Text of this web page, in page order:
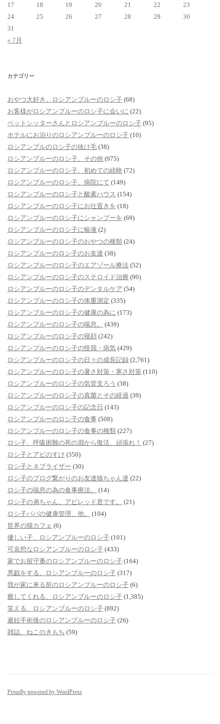
17
18 19 20 21 22
23
24
25 26 27 28 29
30
31
« 7月
カテゴリー
おやつ大好き、ロシアンブルーのロシ子 (68)
お客様がロシアンブルーのロシ子に会いに (22)
ペットシッターさんとロシアンブルーのロシ子 (95)
ホテルにお泊りのロシアンブルーのロシ子 (10)
ロシアンブルのロシ子の抜け毛 (38)
ロシアンブルーのロシ子、その他 (975)
ロシアンブルーのロシ子、初めての経験 (72)
ロシアンブルーのロシ子、病院にて (149)
ロシアンブルーのロシ子と酸素ハウス (154)
ロシアンブルーのロシ子にお仕置きを (18)
ロシアンブルーのロシ子にシャンプーを (69)
ロシアンブルーのロシ子に輸液 (2)
ロシアンブルーのロシ子のおやつの種類 (24)
ロシアンブルーのロシ子のお友達 (38)
ロシアンブルーのロシ子のエアゾール療法 (52)
ロシアンブルーのロシ子のステロイド治療 (90)
ロシアンブルーのロシ子のデンタルケア (54)
ロシアンブルーのロシ子の体重測定 (335)
ロシアンブルーのロシ子の健康の為に (173)
ロシアンブルーのロシ子の喘息。
(439)
ロシアンブルーのロシ子の寝顔 (242)
ロシアンブルーのロシ子の怪我・病気 (429)
ロシアンブルーのロシ子の日々の成長記録 (2,761)
ロシアンブルーのロシ子の暑さ対策・寒さ対策 (110)
ロシアンブルーのロシ子の気管支ろう (38)
ロシアンブルーのロシ子の真菌とその経過 (39)
ロシアンブルーのロシ子の記念日 (143)
ロシアンブルーのロシ子の食事 (508)
ロシアンブルーのロシ子の食事の種類 (227)
ロシ子、呼吸困難の死の淵から復活、頑張れ！ (27)
ロシ子とアビのすけ (350)
ロシ子とネブライザー (30)
ロシ子のブログ繋がりのお友達猫ちゃん達 (22)
ロシ子の喘息の為の食事療法。
(14)
ロシ子の弟ちゃん、アビレッド君です。
(21)
ロシ子パパの健康管理、他。
(104)
世界の猫カフェ (6)
優しい子、ロシアンブルーのロシ子 (101)
可哀想なロシアンブルーのロシ子 (433)
家でお留守番のロシアンブルーのロシ子 (164)
悪戯をする、ロシアンブルーのロシ子 (317)
我が家に来る前のロシアンブルーのロシ子 (6)
癒してくれる、ロシアンブルーのロシ子 (1,385)
笑える、ロシアンブルーのロシ子 (892)
避妊手術後のロシアンブルーのロシ子 (26)
雑誌、ねこのきもち (59)
Proudly powered by WordPress